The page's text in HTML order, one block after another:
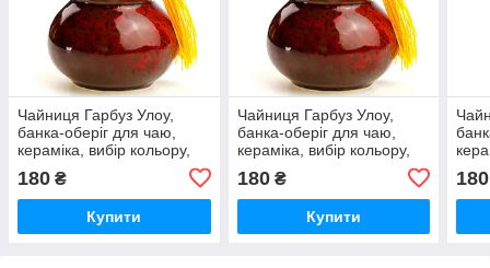
Чайниця Гарбуз Улоу,
банка-оберіг для чаю,
кераміка, вибір кольору,
180 ₴
Купити
Чайниця Гарбуз Улоу,
банка-оберіг для чаю,
кераміка, вибір кольору,
180₴
Купити
180